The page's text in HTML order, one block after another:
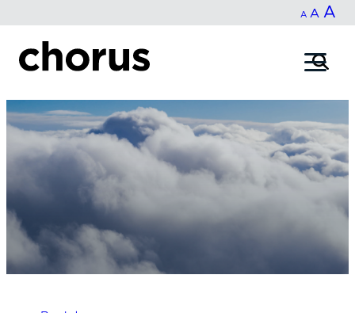
content
A Decrease
size.
A Reset
size.
A